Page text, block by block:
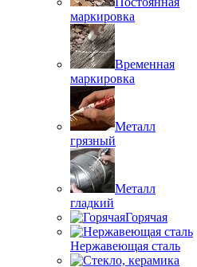
маркировка
Временная
маркировка
Металл
грязный
Металл
гладкий
Горячая
Нержавеющая сталь